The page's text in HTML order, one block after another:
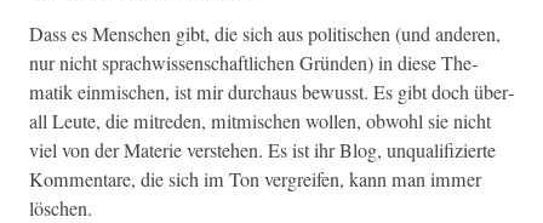
Dass es Men­schen gibt, die sich aus poli­tis­chen (und anderen,
nur nicht sprach­wis­senschaftlichen Grün­den) in diese The­
matik ein­mis­chen, ist mir dur­chaus bewusst. Es gibt doch über­
all Leute, die mitre­den, mit­mis­chen wollen, obwohl sie nicht
viel von der Materie ver­ste­hen. Es ist ihr Blog, unqual­i­fizierte
Kom­mentare, die sich im Ton ver­greifen, kann man immer
löschen.